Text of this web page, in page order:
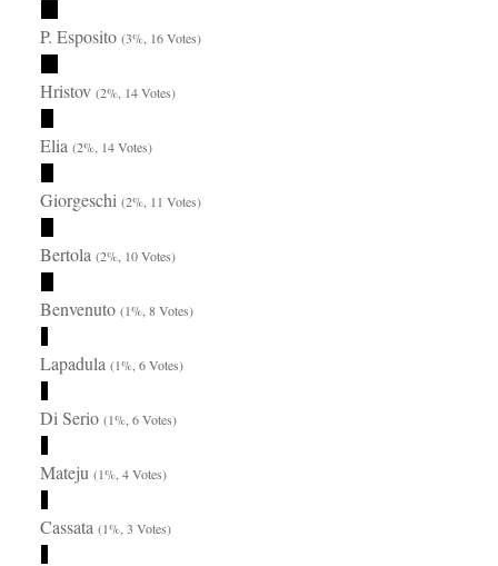
P. Esposito(3%, 16 Votes)
Hristov(2%, 14 Votes)
Elia(2%, 14 Votes)
Giorgeschi(2%, 11 Votes)
Bertola(2%, 10 Votes)
Benvenuto(1%, 8 Votes)
Lapadula(1%, 6 Votes)
Di Serio(1%, 6 Votes)
Mateju(1%, 4 Votes)
Cassata(1%, 3 Votes)